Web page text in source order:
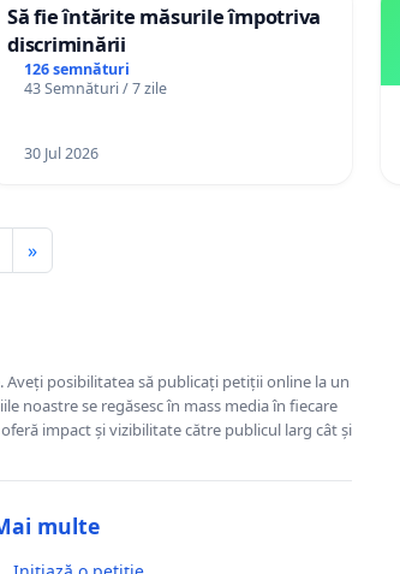
Să fie întărite măsurile împotriva
discriminării
126 semnături
43 Semnături / 7 zile
30 Jul 2026
»
posibilitatea să publicați petiții online la un
noastre se regăsesc în mass media în fiecare
impact și vizibilitate către publicul larg cât și
multe